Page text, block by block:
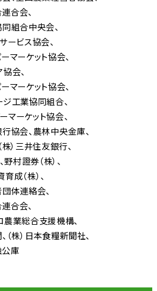
合会
同組合中央会
サービス協会
ーマーケット協会
協会
ーマーケット協会
ジ工業協同組合
マーケット協会
行協会 農林中央金庫
（株）三井住友銀行
野村證券（株）
成（株）
団体連絡会
合会
農業総合支援機構
（株）日本食糧新聞社
庫